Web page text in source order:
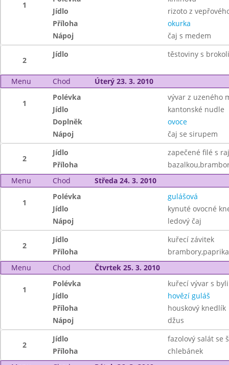
1
Jídlo
rizoto z
Příloha
okurka
Nápoj
čaj s medem
2
Jídlo těstoviny s
Menu Chod Úterý 23. 3. 2010
1
Polévka
vývar z uzeného
Jídlo
kantonské nudle
Doplněk
ovoce
Nápoj
čaj se sirupem
2
Jídlo
zapečené filé s
Příloha
Menu
Chod Středa 24. 3. 2010
1
Polévka
gulášová
Jídlo
kynuté ovocné
Nápoj
ledový čaj
2
Jídlo
kuřecí závitek
Příloha
brambory,paprika
Menu
Chod Čtvrtek 25. 3. 2010
1
Polévka
kuřecí vývar s
Jídlo
hovězí guláš
Příloha
houskový knedlík
Nápoj
džus
2
Jídlo
fazolový salát se
Příloha
chlebánek